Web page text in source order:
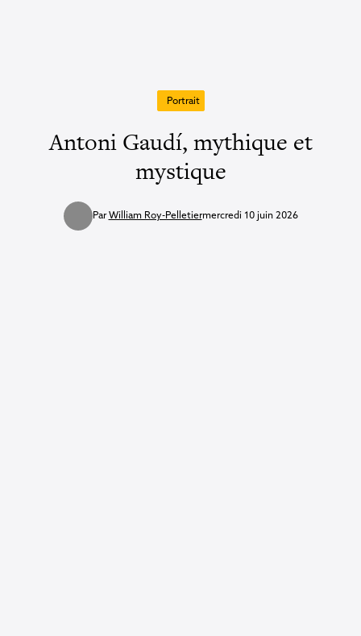
Portrait
Antoni Gaudí, mythique et
mystique
ParWilliam Roy-Pelletiermercredi 10 juin 2026